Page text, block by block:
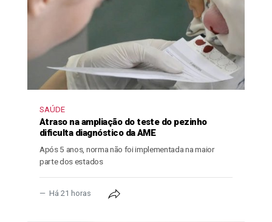
SAÚDE
Atraso na ampliação do teste do pezinho
dificulta diagnóstico da AME
Após 5 anos, norma não foi implementada na maior
parte dos estados
Há 21 horas